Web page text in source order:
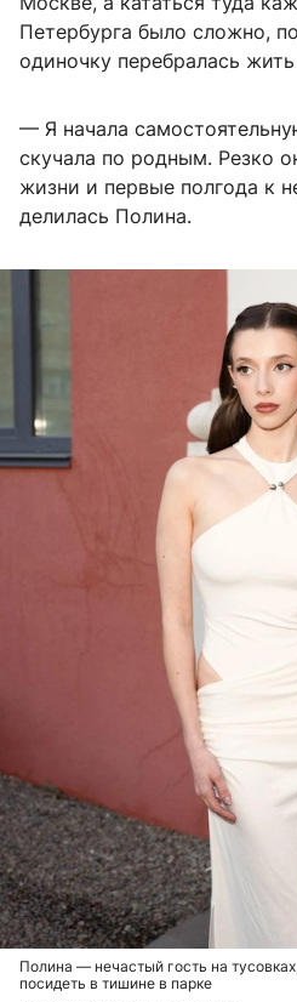
Петербурга было сложно,
одиночку перебралась
— Я начала
скучала по родным. Резко
жизни и первые полгода к
делилась Полина.
Полина — нечастый гость на
посидеть в тишине в парке